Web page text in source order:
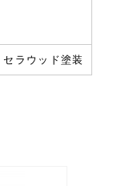
ラウッド塗装